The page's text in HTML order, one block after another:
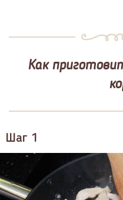
Как
Шаг 1